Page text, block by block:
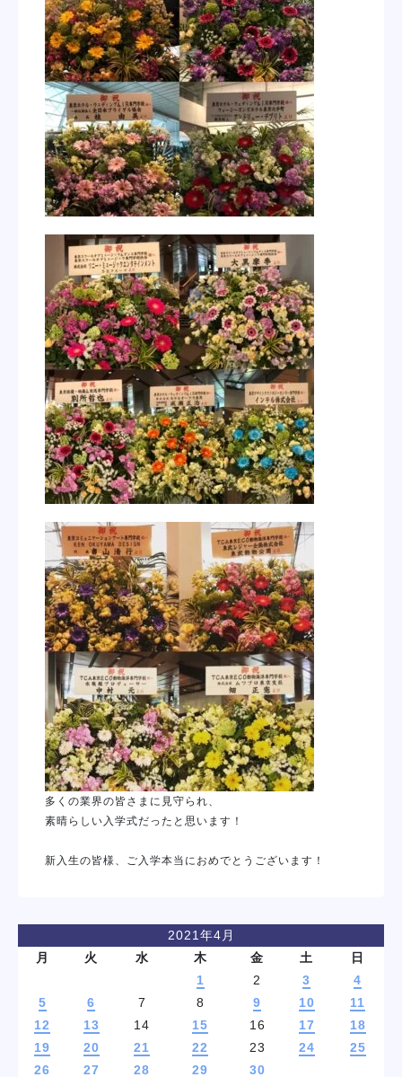
多くの業界の皆さまに見守られ、
素晴らしい入学式だったと思います！
2021年4月
月
火 水 木 金 土
日
1
2 3
4
5
6 7 8 9 10
11
12
13 14 15 16 17
18
19
20 21 22 23 24
25
26
27 28 29 30